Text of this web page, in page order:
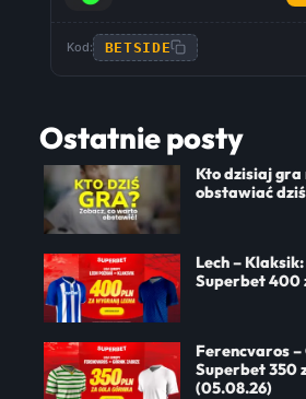
Kod: BETSIDE
Ostatnie posty
Kto dzisiaj gra
obstawiać
Lech –
Superbet 400
Ferencvaros
Superbet 350
(05.08.26)